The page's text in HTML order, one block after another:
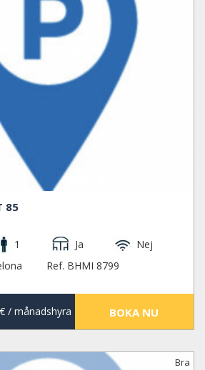
85
1 Ja
Nej
Ref. BHMI 8799
/ månadshyra BOKA NU
Bra